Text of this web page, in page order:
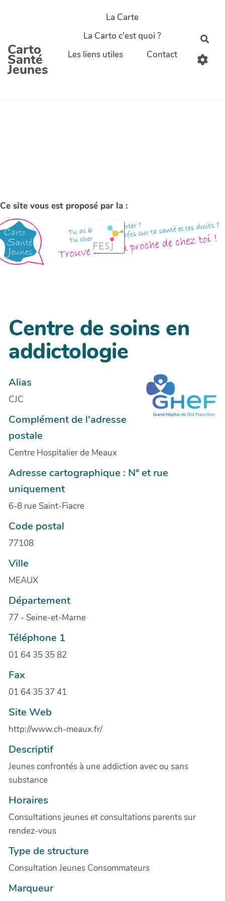
Carto
Santé
Jeunes
La Carte
La Carto c'est quoi ?
Les liens utiles
Contact
Ce site vous est proposé par la :
Centre de soins en
addictologie
Alias
CJC
Complément de l'adresse
postale
Centre Hospitalier de Meaux
Adresse cartographique : N° et rue
uniquement
6-8 rue Saint-Fiacre
Code postal
77108
Ville
MEAUX
Département
77 - Seine-et-Marne
Téléphone 1
01 64 35 35 82
Fax
01 64 35 37 41
Site Web
http://www.ch-meaux.fr/
Descriptif
Jeunes confrontés à une addiction avec ou sans
substance
Horaires
Consultations jeunes et consultations parents sur
rendez-vous
Type de structure
Consultation Jeunes Consommateurs
Marqueur